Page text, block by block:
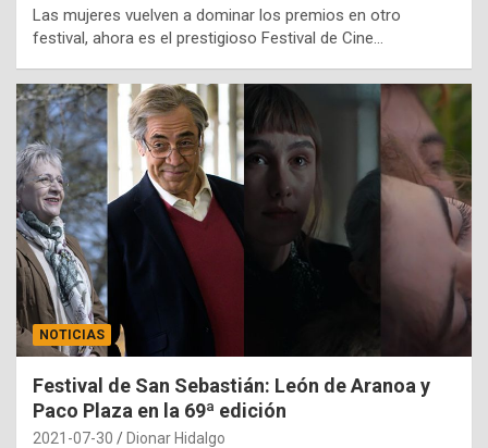
Las mujeres vuelven a dominar los premios en otro
festival, ahora es el prestigioso Festival de Cine…
NOTICIAS
Festival de San Sebastián: León de Aranoa y
Paco Plaza en la 69ª edición
2021-07-30 Dionar Hidalgo